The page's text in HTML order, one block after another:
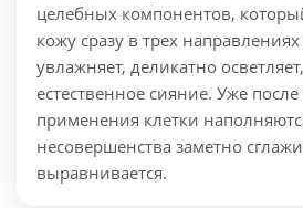
целебных компонентов,
кожу сразу в трех
увлажняет, деликатно
естественное сияние. Уже
применения клетки
несовершенства заметно
выравнивается.